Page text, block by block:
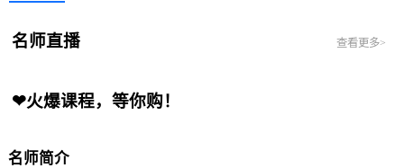
名师直播 查看更多>
❤火爆课程，等你购！
名师简介